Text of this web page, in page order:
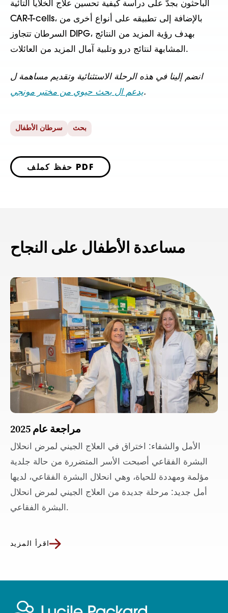
الباحثون بجدّ على دراسة كيفية تحسين علاج الخلايا التائية
CAR-T-cells، بالإضافة إلى تطبيقه على أنواع أخرى من
السرطان تتجاوز DIPG، بهدف رؤية المزيد من النتائج
المشابهة لنتائج درو وتلبية آمال المزيد من العائلات.
انضم إلينا في هذه الرحلة الاستثنائية وتقديم مساهمة ل
يدعمال بحث حيوي من مختبر مونجي .
سرطان الأطفال بحث
حفظ كملف PDF
مساعدة الأطفال على النجاح
مراجعة عام 2025
الأمل والشفاء: اختراق في العلاج الجيني لمرض انحلال
البشرة الفقاعي أصبحت الأسر المتضررة من حالة جلدية
مؤلمة ومهددة للحياة، وهي انحلال البشرة الفقاعي، لديها
أمل جديد: مرحلة جديدة من العلاج الجيني لمرض انحلال
البشرة الفقاعي.
اقرأ المزيد